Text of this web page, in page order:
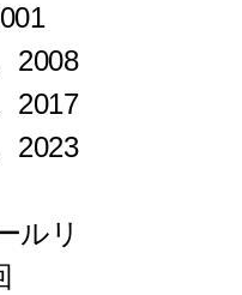
2008
2017
2023
ルリ